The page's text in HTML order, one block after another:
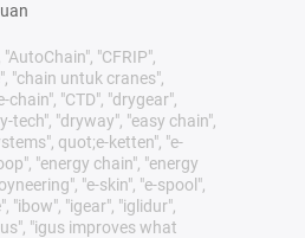
"CFRIP",
"chain untuk cranes",
"CTD", "drygear",
tech", "dryway", "easy chain",
quot;e-ketten", "e-
"energy chain", "energy
"e-skin", "e-spool",
"ibow", "igear", "iglidur",
"igus improves what